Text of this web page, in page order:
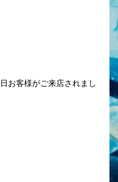
お客様がご来店されまし